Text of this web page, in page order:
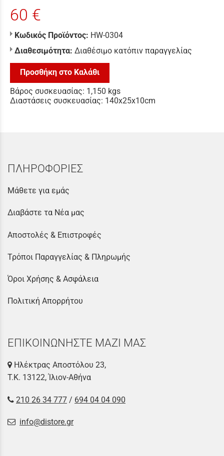
60 €
Κωδικός Προϊόντος: HW-0304
Διαθεσιμότητα: Διαθέσιμο κατόπιν παραγγελίας
Προσθήκη στο Καλάθι
Βάρος συσκευασίας: 1,150 kgs
Διαστάσεις συσκευασίας: 140x25x10cm
ΠΛΗΡΟΦΟΡΙΕΣ
Μάθετε για εμάς
Διαβάστε τα Νέα μας
Αποστολές & Επιστροφές
Τρόποι Παραγγελίας & Πληρωμής
Όροι Χρήσης & Ασφάλεια
Πολιτική Απορρήτου
ΕΠΙΚΟΙΝΩΝΗΣΤΕ ΜΑΖΙ ΜΑΣ
Ηλέκτρας Αποστόλου 23,
Τ.Κ. 13122, Ίλιον-Αθήνα
210 26 34 777 / 694 04 04 090
info@distore.gr